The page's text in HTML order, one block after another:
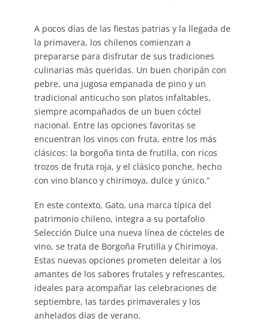
A pocos días de las fiestas patrias y la llegada de
la primavera, los chilenos comienzan a
prepararse para disfrutar de sus tradiciones
culinarias más queridas. Un buen choripán con
pebre, una jugosa empanada de pino y un
tradicional anticucho son platos infaltables,
siempre acompañados de un buen cóctel
nacional. Entre las opciones favoritas se
encuentran los vinos con fruta, entre los más
clásicos: la borgoña tinta de frutilla, con ricos
trozos de fruta roja, y el clásico ponche, hecho
con vino blanco y chirimoya, dulce y único.”
En este contexto, Gato, una marca típica del
patrimonio chileno, integra a su portafolio
Selección Dulce una nueva línea de cócteles de
vino, se trata de Borgoña Frutilla y Chirimoya.
Estas nuevas opciones prometen deleitar a los
amantes de los sabores frutales y refrescantes,
ideales para acompañar las celebraciones de
septiembre, las tardes primaverales y los
anhelados días de verano.